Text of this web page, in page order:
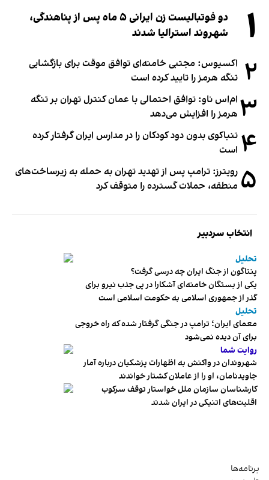
۱
دو فوتبالیست زن ایرانی ۵ ماه پس از پناهندگی،
شهروند استرالیا شدند
۲ اکسیوس: مجتبی خامنه‌ای توافق موقت برای بازگشایی
تنگه هرمز را تایید کرده است
۳ ام‌اس ناو: توافق احتمالی با عمان کنترل تهران بر تنگه
هرمز را افزایش می‌دهد
۴ تنباکوی بدون دود کودکان را در مدارس ایران گرفتار کرده
است
۵ رویترز: ترامپ پس از تهدید تهران به حمله به زیرساخت‌های
منطقه، حملات گسترده را متوقف کرد
انتخاب سردبیر
تحلیل
پنتاگون از جنگ ایران چه درسی گرفت؟
یکی از بستگان خامنه‌ای آشکارا در پی جذب نیرو برای
گذر از جمهوری اسلامی به حکومت اسلامی است
تحلیل
معمای ایران؛ ترامپ در جنگی گرفتار شده که راه خروجی
برای آن دیده نمی‌شود
روایت شما
شهروندان در واکنش به اظهارات پزشکیان درباره آمار
جاویدنامان، او را از عاملان کشتار خواندند
کارشناسان سازمان ملل خواستار توقف سرکوب
اقلیت‌های اتنیکی در ایران شدند
برنامه‌ها